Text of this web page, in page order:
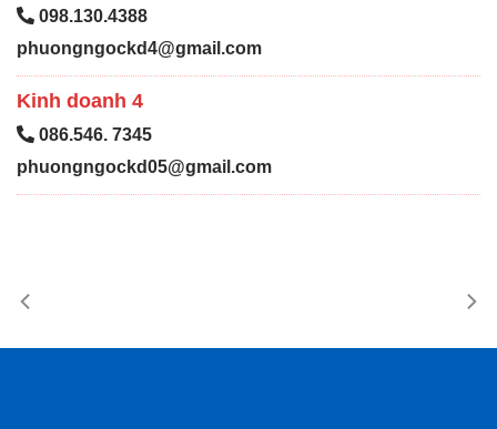
098.130.4388
phuongngockd4@gmail.com
Kinh doanh 4
086.546. 7345
phuongngockd05@gmail.com